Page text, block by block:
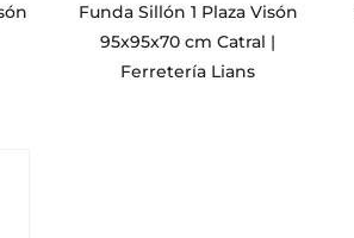
Funda Sillón 1 Plaza Visón
95x95x70 cm Catral |
Ferretería Lians